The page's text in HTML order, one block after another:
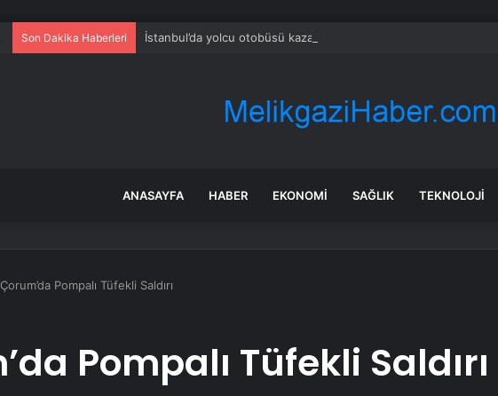
Son Dakika Haberleri İstanbul’da yolcu otobüsü kaza yaptı: Çok sayıda yaralı var!
ANASAYFA HABER EKONOMI SAĞLIK TEKNOLOJI
Çorum’da Pompalı Tüfekli Saldırı
Pompalı Tüfekli Saldırı